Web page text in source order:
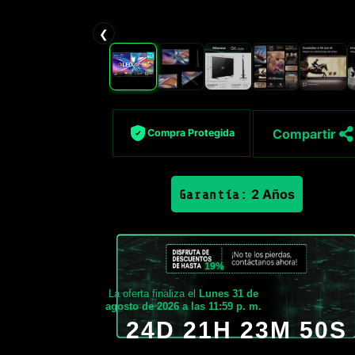
❮
Compra Protegida Compartir
Garantía: 2 Años
19%
La oferta finaliza el Lunes 31 de
agosto de 2026 a las 11:59 p. m.
24D 21H 23M 49S